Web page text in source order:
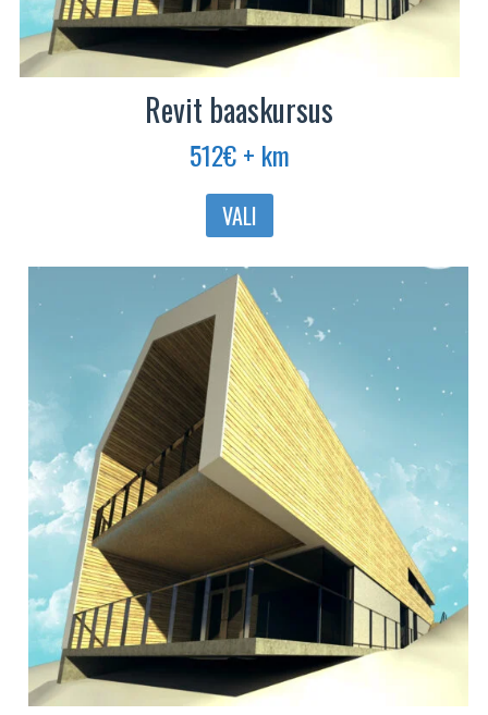
Revit baaskursus
512€+ km
VALI
Sellel
mitu
varianti.
Valikuid
saab
teha
tootelehel.